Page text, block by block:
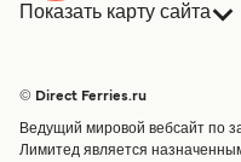
Показать карту сайта
Страны
Обслуживание клиентов
Операторы
© Direct Ferries.ru
Ведущий мировой вебсайт по
Лимитед является